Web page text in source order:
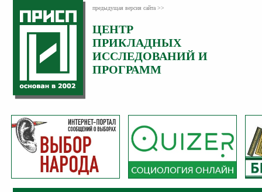
предыдущая версия сайта >>
ЦЕНТР
ПРИКЛАДНЫХ
ИССЛЕДОВАНИЙ И
ПРОГРАММ
Категория:
Аналитика